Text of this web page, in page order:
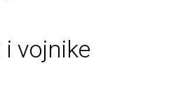
i vojnike